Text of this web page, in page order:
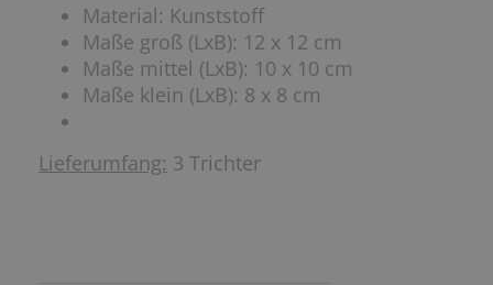
Material: Kunststoff
Maße groß (LxB): 12 x 12 cm
Maße mittel (LxB): 10 x 10 cm
Maße klein (LxB): 8 x 8 cm
Lieferumfang: 3 Trichter